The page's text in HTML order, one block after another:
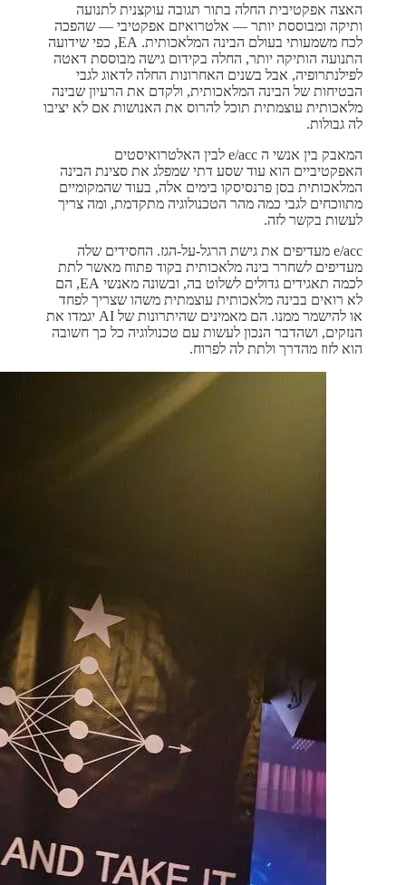
האצה אפקטיבית החלה בתור תגובה עוקצנית לתנועה
ותיקה ומבוססת יותר — אלטרואיזם אפקטיבי — שהפכה
לכח משמעותי בעולם הבינה המלאכותית. EA, כפי שידועה
התנועה הותיקה יותר, החלה בקידום גישה מבוססת דאטה
לפילנתרופיה, אבל בשנים האחרונות החלה לדאוג לגבי
הבטיחות של הבינה המלאכותית, ולקדם את הרעיון שבינה
מלאכותית עוצמתית תוכל להרוס את האנושות אם לא יציבו
לה גבולות.
המאבק בין אנשי ה e/acc לבין האלטרואיסטים
האפקטיביים הוא עוד שסע דתי שמפלג את סצינת הבינה
המלאכותית בסן פרנסיסקו בימים אלה, בעוד שהמקומיים
מתווכחים לגבי כמה מהר הטכנולוגיה מתקדמת, ומה צריך
לעשות בקשר לזה.
e/acc מעדיפים את גישת הרגל-על-הגז. החסידים שלה
מעדיפים לשחרר בינה מלאכותית בקוד פתוח מאשר לתת
לכמה תאגידים גדולים לשלוט בה, ובשונה מאנשי EA, הם
לא רואים בבינה מלאכותית עוצמתית משהו שצריך לפחד
או להישמר ממנו. הם מאמינים שהיתרונות של AI יגמדו את
הנזקים, ושהדבר הנכון לעשות עם טכנולוגיה כל כך חשובה
הוא לזוז מהדרך ולתת לה לפרוח.